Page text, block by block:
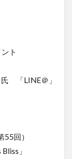
ト
「LINE＠」
回）
」